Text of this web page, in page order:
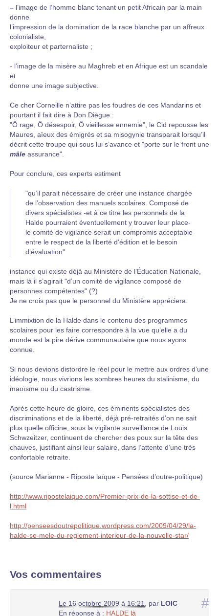
– l’image de l’homme blanc tenant un petit Africain par la main
donne
l’impression de la domination de la race blanche par un affreux
colonialiste,
exploiteur et parternaliste ;
- l’image de la misère au Maghreb et en Afrique est un scandale
et
donne une image subjective.
Ce cher Corneille n’attire pas les foudres de ces Mandarins et
pourtant il fait dire à Don Diègue :
"Ô rage, Ô désespoir, Ô vieillesse ennemie", le Cid repousse les
Maures, aïeux des émigrés et sa misogynie transparait lorsqu’il
décrit cette troupe qui sous lui s’avance et "porte sur le front une
mâle assurance".
Pour conclure, ces experts estiment
"qu’il parait nécessaire de créer une instance chargée
de l’observation des manuels scolaires. Composé de
divers spécialistes -et à ce titre les personnels de la
Halde pourraient éventuellement y trouver leur place-
le comité de vigilance serait un compromis acceptable
entre le respect de la liberté d’édition et le besoin
d’évaluation"
instance qui existe déjà au Ministère de l’Éducation Nationale,
mais là il s’agirait "d’un comité de vigilance composé de
personnes compétentes" (?)
Je ne crois pas que le personnel du Ministère appréciera.
L’immixtion de la Halde dans le contenu des programmes
scolaires pour les faire correspondre à la vue qu’elle a du
monde est la pire dérive communautaire que nous ayons
connue.
Si nous devions distordre le réel pour le mettre aux ordres d’une
idéologie, nous vivrions les sombres heures du stalinisme, du
maoïsme ou du castrisme.
Après cette heure de gloire, ces éminents spécialistes des
discriminations et de la liberté, déjà pré-retraités d’on ne sait
plus quelle officine, sous la vigilante surveillance de Louis
Schwzeitzer, continuent de chercher des poux sur la tête des
chauves, justifiant ainsi leur salaire, dans l’attente d’une très
confortable retraite.
(source Marianne - Riposte laïque - Pensées d’outre-politique)
http://www.ripostelaique.com/Premier-prix-de-la-sottise-et-de-
l.html
http://penseesdoutrepolitique.wordpress.com/2009/04/29/la-
halde-se-mele-du-reglement-interieur-de-la-nouvelle-star/
Vos commentaires
#
Le 16 octobre 2009 à 16:21 par LOIC
En réponse à : HALDE là